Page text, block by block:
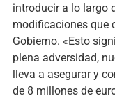
introducir a lo largo
modificaciones que
Gobierno. «Esto
plena adversidad,
lleva a asegurar y
de 8 millones de